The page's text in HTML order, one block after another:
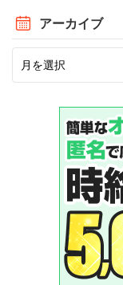
アーカイブ